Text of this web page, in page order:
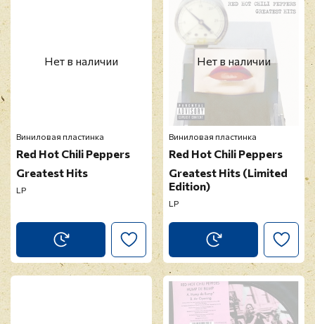
Нет в наличии
Виниловая пластинка
Red Hot Chili Peppers
Greatest Hits
LP
Нет в наличии
Виниловая пластинка
Red Hot Chili Peppers
Greatest Hits (Limited
Edition)
LP